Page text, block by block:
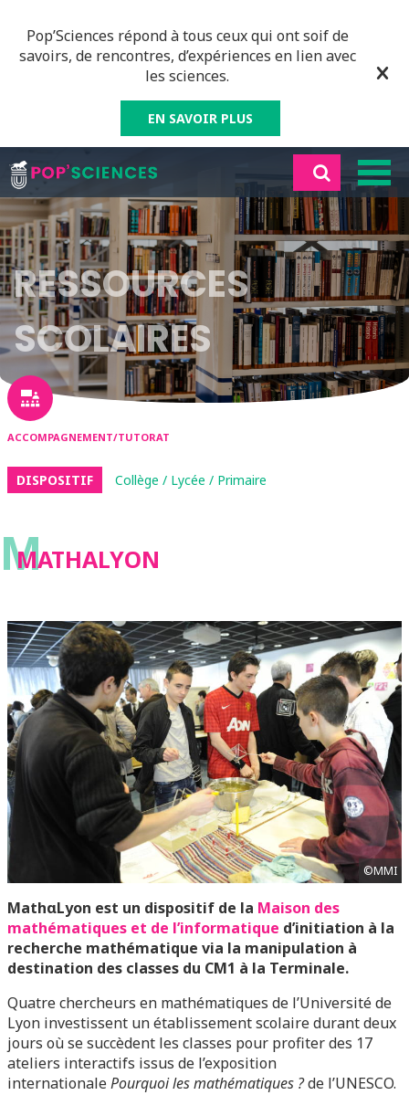
Pop’Sciences répond à tous ceux qui ont soif de
savoirs, de rencontres, d’expériences en lien avec
les sciences.
EN SAVOIR PLUS
RESSOURCES
SCOLAIRES
ACCOMPAGNEMENT/TUTORAT
DISPOSITIF Collège / Lycée / Primaire
M
MATHΑLYON
©MMI
MathαLyon est un dispositif de la Maison des
mathématiques et de l’informatique d’initiation à la
recherche mathématique via la manipulation à
destination des classes du CM1 à la Terminale.
Quatre chercheurs en mathématiques de l’Université de
Lyon investissent un établissement scolaire durant deux
jours où se succèdent les classes pour profiter des 17
ateliers interactifs issus de l’exposition
internationalePourquoi les mathématiques ?de l’UNESCO.